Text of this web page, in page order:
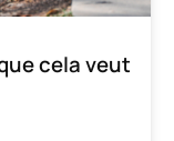
cela veut